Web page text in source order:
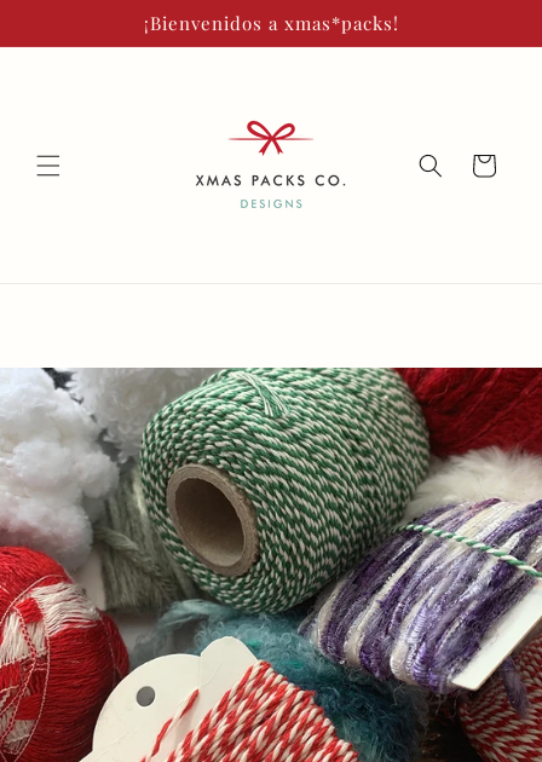
al contenido
¡Bienvenidos a xmas*packs!
Carrito